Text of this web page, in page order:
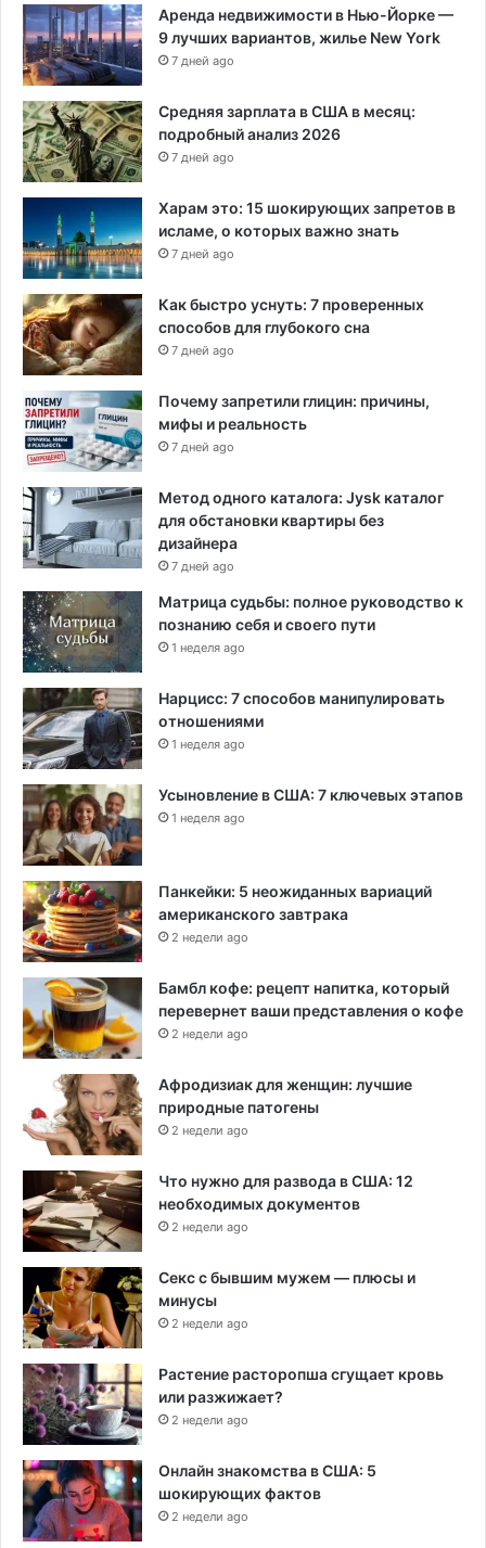
ж
к
у
ж
е
н
щ
и
Аренда недвижимости в Нью-Йорке —
9 лучших вариантов, жилье New York
7 дней ago
Средняя зарплата в США в месяц:
подробный анализ 2026
7 дней ago
Харам это: 15 шокирующих запретов в
исламе, о которых важно знать
7 дней ago
Как быстро уснуть: 7 проверенных
способов для глубокого сна
7 дней ago
Почему запретили глицин: причины,
мифы и реальность
7 дней ago
Метод одного каталога: Jysk каталог
для обстановки квартиры без
дизайнера
7 дней ago
Матрица судьбы: полное руководство к
познанию себя и своего пути
1 неделя ago
Нарцисс: 7 способов манипулировать
отношениями
1 неделя ago
Усыновление в США: 7 ключевых этапов
1 неделя ago
Панкейки: 5 неожиданных вариаций
американского завтрака
2 недели ago
Бамбл кофе: рецепт напитка, который
перевернет ваши представления о кофе
2 недели ago
Афродизиак для женщин: лучшие
природные патогены
2 недели ago
Что нужно для развода в США: 12
необходимых документов
2 недели ago
Секс с бывшим мужем — плюсы и
минусы
2 недели ago
Растение расторопша сгущает кровь
или разжижает?
2 недели ago
Онлайн знакомства в США: 5
шокирующих фактов
2 недели ago